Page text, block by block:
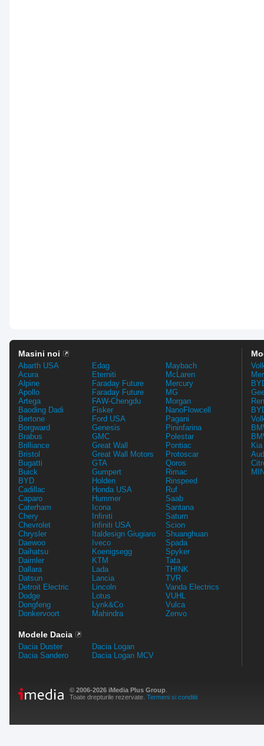
Masini noi
Abarth USA
Acura
Alpine
Apollo
Artega
Baoding Dadi
Bertone
Borgward
Brabus
Brilliance
Bristol
Bugatti
Buick
BYD
Cadillac
Caparo
Caterham
Chery
Chevrolet
Chrysler
Daewoo
Daihatsu
Daimler
Dallara
Datsun
Detroit Electric
Dodge
Dongfeng
Donkervoort
Edag
Eterniti
Faraday Future
Faraday Future
FAW-Chengdu
Fisker
Ford USA
Genesis
GMC
Great Wall
Great Wall Motors
GTA
Gumpert
Holden
Honda USA
Hummer
Icona
Infiniti
Infiniti USA
Italdesign Giugiaro
Iveco
Koenigsegg
KTM
Lada
Lancia
Lincoln
Lotus
Lynk&Co
Mahindra
Maybach
McLaren
Mercury
MG
Morgan
NanoFlowcell
Pagani
Pininfarina
Polestar
Pontiac
Protoscar
Qoros
Rimac
Rinspeed
Ruf
Saab
Santana
Saturn
Scion
Shuanghuan
Spada
Spyker
Tata
TH!NK
TVR
Vanda Electrics
VUHL
Vulca
Zenvo
Modele Dacia
Dacia Duster
Dacia Sandero
Dacia Logan
Dacia Logan MCV
© 2006-2026 iMedia Plus Group
Toate drepturile rezervate. Termeni si conditii